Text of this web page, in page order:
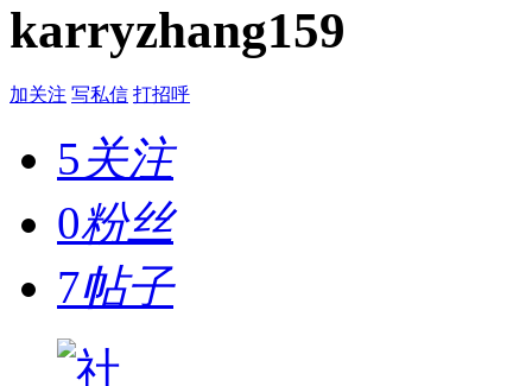
karryzhang159
加关注 写私信 打招呼
5关注
0粉丝
7帖子